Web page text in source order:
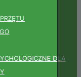
DLA